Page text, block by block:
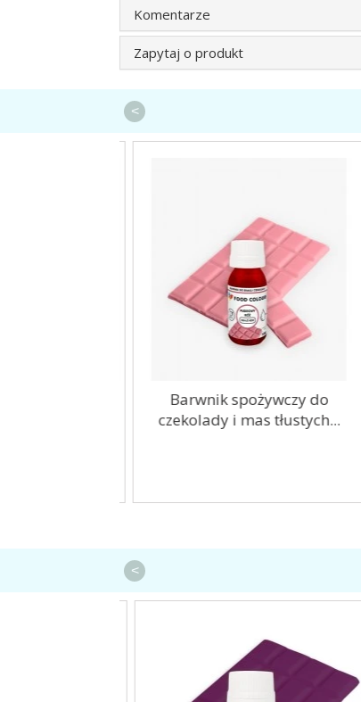
Komentarze
Zapytaj o produkt
Barwnik spożywczy do
czekolady i mas tłustych...
<
<